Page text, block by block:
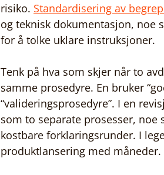
risiko. Standardisering av
og teknisk dokumentasjon, noe
for å tolke uklare instruksjoner.
Tenk på hva som skjer når to
samme prosedyre. En bruker
“valideringsprosedyre”. I en
som to separate prosesser,
kostbare forklaringsrunder. I
produktlansering med måneder.